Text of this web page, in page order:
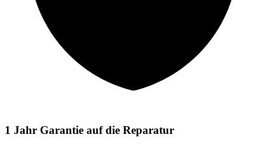
1 Jahr Garantie auf die Reparatur